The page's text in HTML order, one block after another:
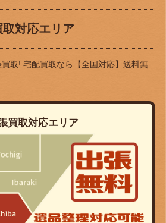
取対応エリア
取! 宅配買取なら
【全国対応】送料無
買取対応エリア